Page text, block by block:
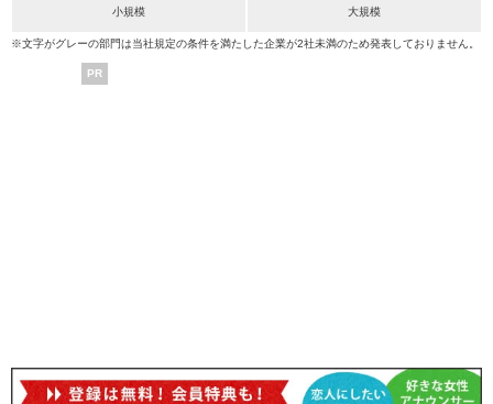
小規模 大規模
※文字がグレーの部門は当社規定の条件を満たした企業が2社未満のため発表しておりません。
PR